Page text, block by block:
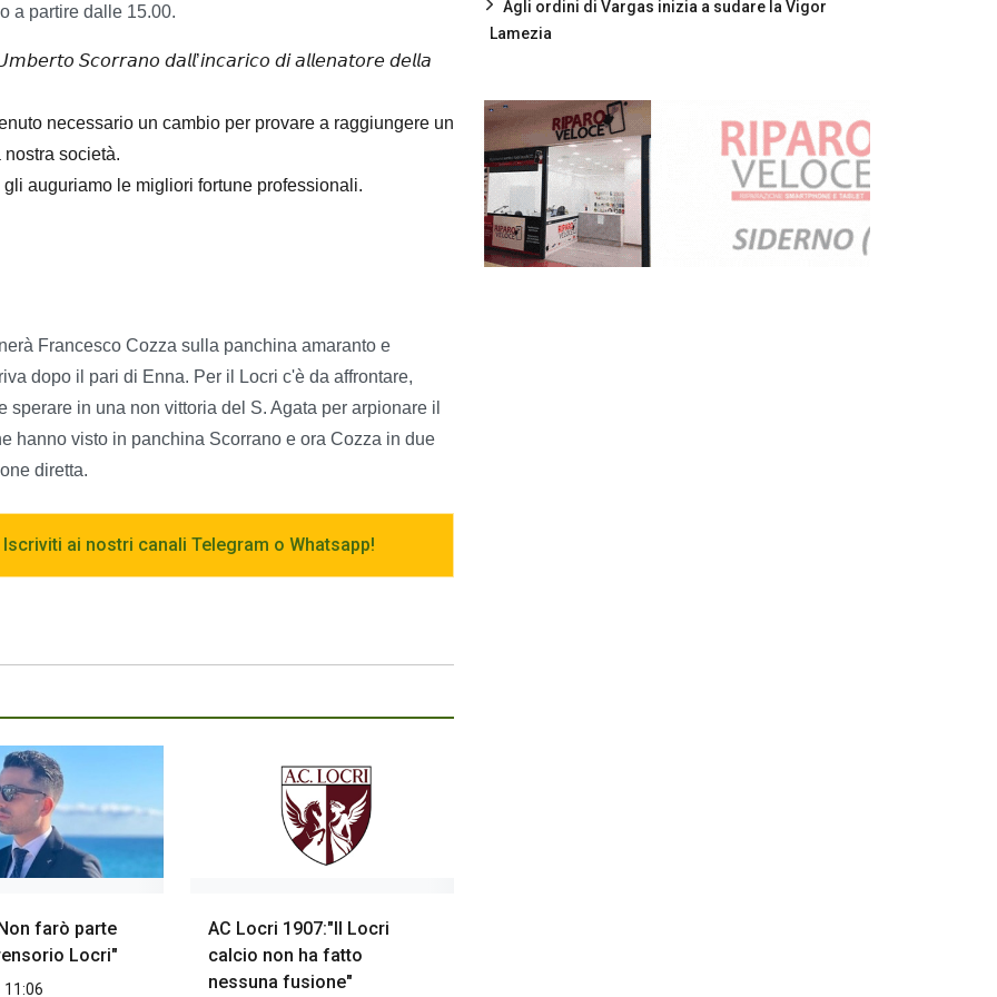
a partire dalle 15.00.
𝘚𝘤𝘰𝘳𝘳𝘢𝘯𝘰 𝘥𝘢𝘭𝘭’𝘪𝘯𝘤𝘢𝘳𝘪𝘤𝘰 𝘥𝘪 𝘢𝘭𝘭𝘦𝘯𝘢𝘵𝘰𝘳𝘦 𝘥𝘦𝘭𝘭𝘢
necessario un cambio per provare a raggiungere un
società.
auguriamo le migliori fortune professionali.
Francesco Cozza sulla panchina amaranto e
dopo il pari di Enna. Per il Locri c'è da affrontare,
in una non vittoria del S. Agata per arpionare il
hanno visto in panchina Scorrano e ora Cozza in due
diretta.
ai nostri canali Telegram o Whatsapp!
farò parte
Locri"
AC Locri 1907:"Il Locri
calcio non ha fatto
nessuna fusione"
Agli ordini di Vargas inizia a sudare la Vigor
Lamezia